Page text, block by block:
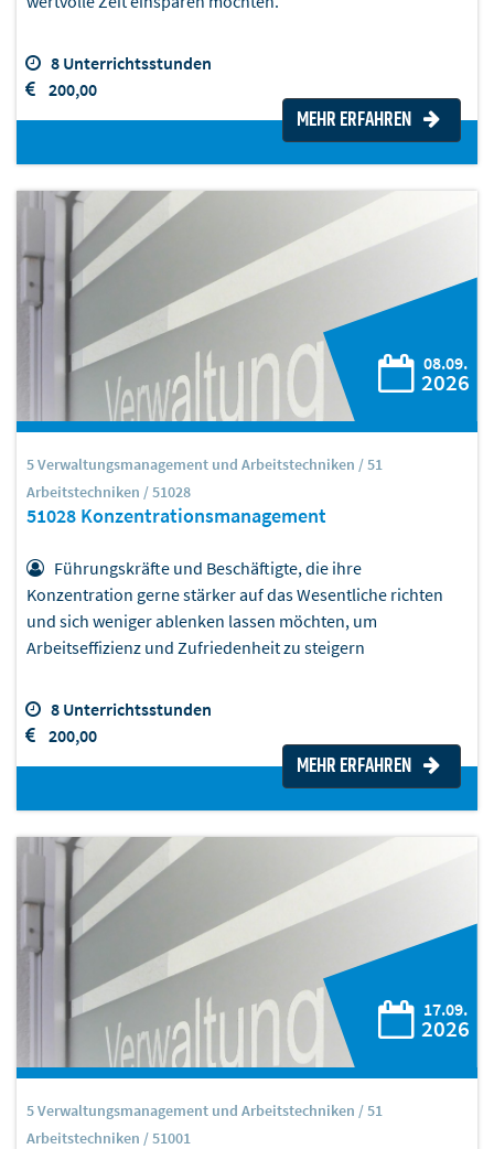
8 Unterrichtsstunden
200,00
MEHR ERFAHREN
08.09.
2026
5 Verwaltungsmanagement und Arbeitstechniken / 51
Arbeitstechniken / 51028
51028 Konzentrationsmanagement
Führungskräfte und Beschäftigte, die ihre
Konzentration gerne stärker auf das Wesentliche richten
und sich weniger ablenken lassen möchten, um
Arbeitseffizienz und Zufriedenheit zu steigern
8 Unterrichtsstunden
200,00
MEHR ERFAHREN
17.09.
2026
5 Verwaltungsmanagement und Arbeitstechniken / 51
Arbeitstechniken / 51001